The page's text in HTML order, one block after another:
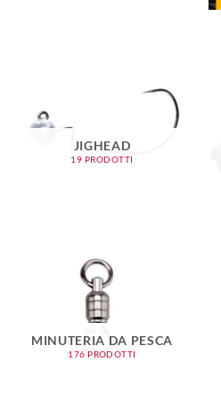
JIGHEAD
19 PRODOTTI
MINUTERIA DA PESCA
176 PRODOTTI